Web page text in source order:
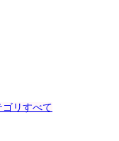
リすべて